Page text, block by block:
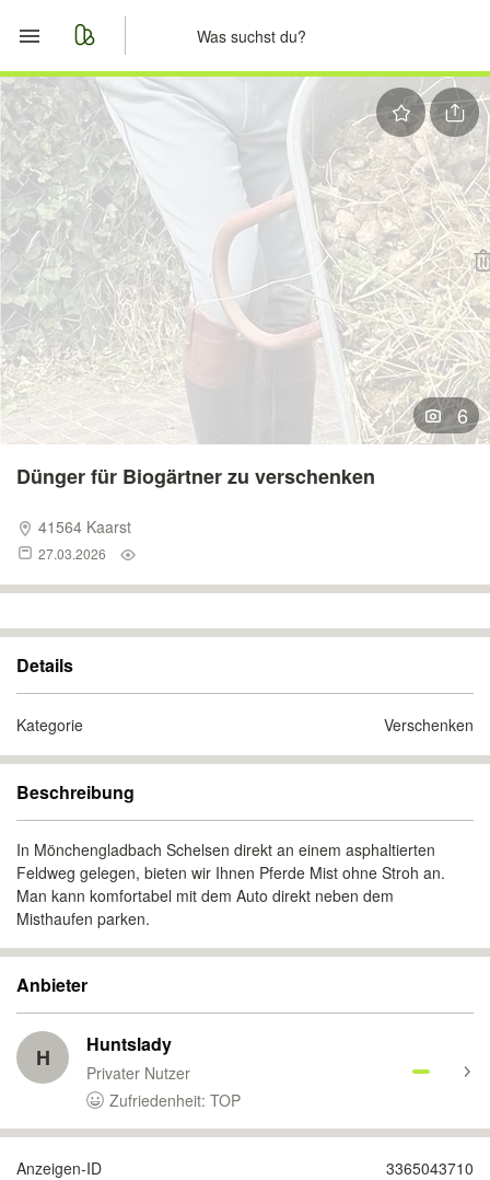
Start
Merkliste
Nachrichten
Anzeige aufgeben
6
Dünger für Biogärtner zu verschenken
41564 Kaarst
27.03.2026
Details
Kategorie Verschenken
Beschreibung
In Mönchengladbach Schelsen direkt an einem asphaltierten
Feldweg gelegen, bieten wir Ihnen Pferde Mist ohne Stroh an.
Man kann komfortabel mit dem Auto direkt neben dem
Misthaufen parken.
Anbieter
H Huntslady
Privater Nutzer
Zufriedenheit: TOP
Anzeigen-ID 3365043710